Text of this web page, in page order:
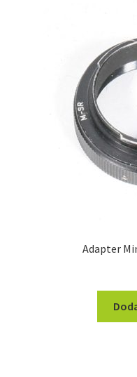
Adapter